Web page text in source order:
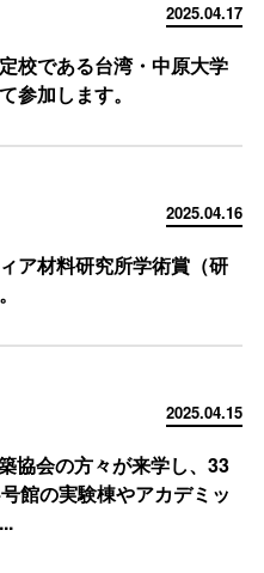
2025.04.17
校である台湾・中原大学
参加します。
2025.04.16
ア材料研究所学術賞（研
2025.04.15
協会の方々が来学し、33
館の実験棟やアカデミッ